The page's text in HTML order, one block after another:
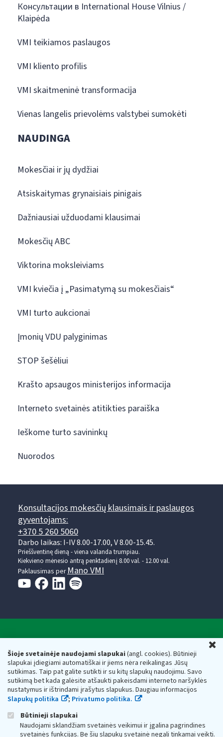
Šioje svetainėje naudojami slapukai(angl. cookies). Būtinieji
slapukai įdiegiami automatiškai ir jiems nėra reikalingas Jūsų
sutikimas. Taip pat galite sutikti ir su kitų slapukų naudojimu. Savo
sutikimą bet kada galėsite atšaukti pakeisdami interneto naršyklės
nustatymus ir ištrindami įrašytus slapukus. Daugiau informacijos
Slapukų politika
; Privatumo politika.
Būtinieji slapukai
Naudojami sklandžiam svetainės veikimui ir įgalina pagrindines
svetainės funkcijas. Be šių slapukų svetainė negali tinkamai veikti.
Консультации в International House Vilnius /
Klaipėda
VMI teikiamos paslaugos
VMI kliento profilis
VMI skaitmeninė transformacija
Vienas langelis prievolėms valstybei sumokėti
NAUDINGA
Mokesčiai ir jų dydžiai
Atsiskaitymas grynaisiais pinigais
Dažniausiai užduodami klausimai
Mokesčių ABC
Viktorina moksleiviams
VMI kviečia į „Pasimatymą su mokesčiais“
VMI turto aukcionai
Įmonių VDU palyginimas
STOP šešėliui
Krašto apsaugos ministerijos informacija
Interneto svetainės atitikties paraiška
Ieškome turto savininkų
Nuorodos
Konsultacijos mokesčių klausimais ir paslaugos
gyventojams:
+370 5 260 5060
Darbo laikas: I-IV 8.00-17.00, V 8.00-15.45.
Prieššventinę dieną - viena valanda trumpiau.
Kiekvieno mėnesio antrą penktadienį 8.00 val. - 12.00 val.
Paklausimas perMano VMI
Valstybinė mokesčių inspekcija prie Lietuvos
Respublikos finansų ministerijos
Biudžetinė įstaiga. Juridinio asmens kodas — 188659752,
adresas: Vasario 16-osios g. 14, 01107 Vilnius, Lietuva, el.paštas:
vmi@vmi.lt , E. pristatymo dėžutės adresas 188659752
Duomenys apie Valstybinę mokesčių inspekciją prie Lietuvos
Respublikos finansų ministerijos kaupiami ir saugomi Juridinių